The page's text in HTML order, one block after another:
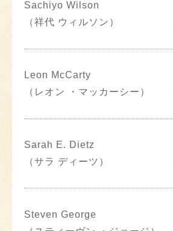
Sachiyo Wilson
（祥代 ウィルソン）
Leon McCarty
（レオン ・マッカーシー）
Sarah E. Dietz
（サラ ディーツ）
Steven George